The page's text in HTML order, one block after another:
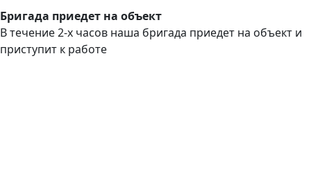
Бригада приедет на объект
В течение 2-х часов наша бригада приедет на объект и
приступит к работе